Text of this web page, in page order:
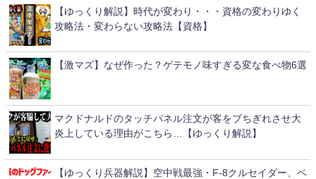
【ゆっくり解説】時代が変わり・・・資格の変わりゆく
攻略法・変わらない攻略法【資格】
【激マズ】なぜ作った？ゲテモノ味すぎる変な食べ物6選
マクドナルドのタッチパネル注文が客をブちぎれさせ大
炎上している理由がこちら…【ゆっくり解説】
【ゆっくり兵器解説】空中戦最強・F-8クルセイダー、ベ